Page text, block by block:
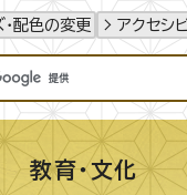
配色の変更 アクセシ
教育・文化